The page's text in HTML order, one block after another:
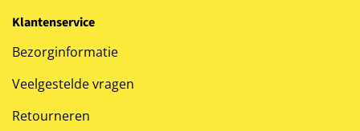
Klantenservice
Bezorginformatie
Veelgestelde vragen
Retourneren